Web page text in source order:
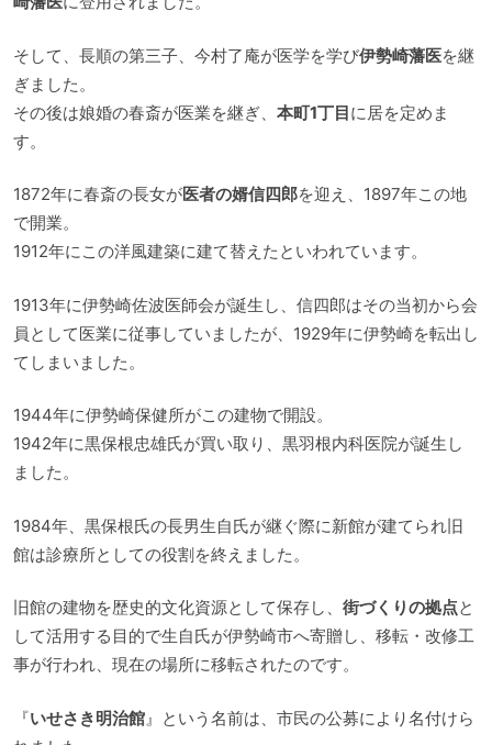
そして、長順の第三子、今村了庵が医学を学び伊勢崎藩医を継
ぎました。
その後は娘婚の春斎が医業を継ぎ、 本町1丁目に居を定めま
す。
1872年に春斎の長女が医者の婿信四郎を迎え、1897年この地
で開業。
1912年にこの洋風建築に建て替えたといわれています。
1913年に伊勢崎佐波医師会が誕生し、信四郎はその当初から会
員として医業に従事していましたが、1929年に伊勢崎を転出し
てしまいました。
1944年に伊勢崎保健所がこの建物で開設。
1942年に黒保根忠雄氏が買い取り、黒羽根内科医院が誕生し
ました。
1984年、黒保根氏の長男生自氏が継ぐ際に新館が建てられ旧
館は診療所としての役割を終えました。
旧館の建物を歴史的文化資源として保存し、 街づくりの拠点と
して活用する目的で生自氏が伊勢崎市へ寄贈し、移転・改修工
事が行われ、現在の場所に移転されたのです。
『いせさき明治館』という名前は、市民の公募により名付けら